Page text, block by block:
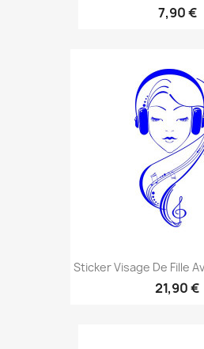
7,90 €
Sticker Visage De Fille
21,90 €